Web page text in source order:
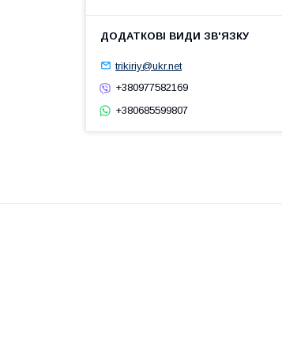
trikiriy@ukr.net
+380977582169
+380685599807